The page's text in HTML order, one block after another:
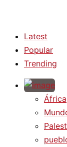
Latest
Popular
Trending
África